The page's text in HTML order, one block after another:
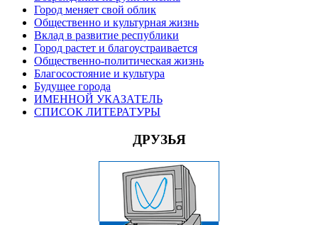
Город меняет свой облик
Общественно и культурная жизнь
Вклад в развитие республики
Город растет и благоустраивается
Общественно-политическая жизнь
Благосостояние и культура
Будущее города
ИМЕННОЙ УКАЗАТЕЛЬ
СПИСОК ЛИТЕРАТУРЫ
ДРУЗЬЯ